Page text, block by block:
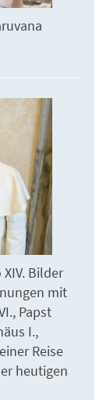
Bilder
mit
Papst
I.,
Reise
heutigen